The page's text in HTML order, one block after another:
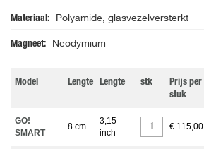
Materiaal Polyamide, glasvezelversterkt
Magneet Neodymium
Model Lengte Lengte stk
Prijs per
stuk
GO!
SMART
8 cm
3,15
inch
€ 115,00